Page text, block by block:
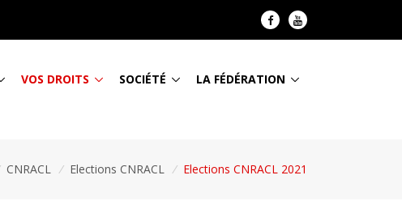
VOS DROITS SOCIÉTÉ LA FÉDÉRATION
CNRACL / Elections CNRACL / Elections CNRACL 2021